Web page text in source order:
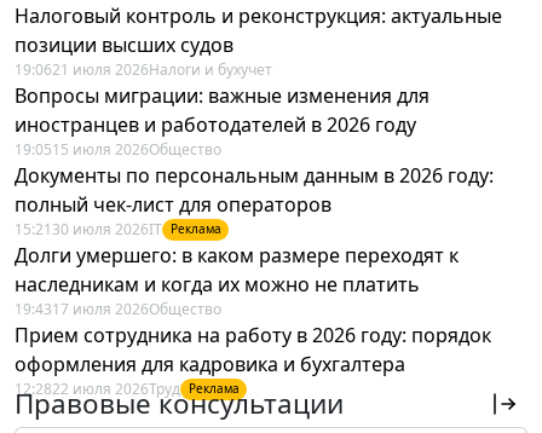
Налоговый контроль и реконструкция: актуальные
позиции высших судов
19:0621 июля 2026Налоги и бухучет
Вопросы миграции: важные изменения для
иностранцев и работодателей в 2026 году
19:0515 июля 2026Общество
Документы по персональным данным в 2026 году:
полный чек-лист для операторов
15:21 30 июля 2026IT Реклама
Долги умершего: в каком размере переходят к
наследникам и когда их можно не платить
19:4317 июля 2026Общество
Прием сотрудника на работу в 2026 году: порядок
оформления для кадровика и бухгалтера
12:2822 июля 2026Труд Реклама
Правовые консультации